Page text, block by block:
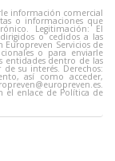
información comercial
o informaciones que
Legitimación: El
o cedidos a las
Servicios de
o para enviarle
entidades dentro de las
su interés. Derechos:
así como acceder,
.
el enlace de Política de